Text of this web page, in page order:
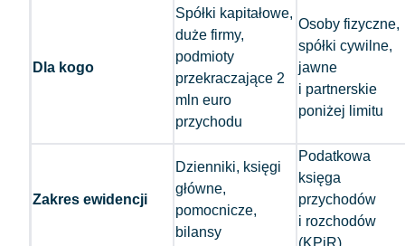
Dla kogo
Spółki kapitałowe,
duże firmy,
podmioty
przekraczające 2
mln euro
przychodu
Osoby fizyczne,
spółki cywilne,
jawne
i partnerskie
poniżej limitu
Zakres ewidencji
Dzienniki, księgi
główne,
pomocnicze,
bilansy
Podatkowa
księga
przychodów
i rozchodów
(KPiR)